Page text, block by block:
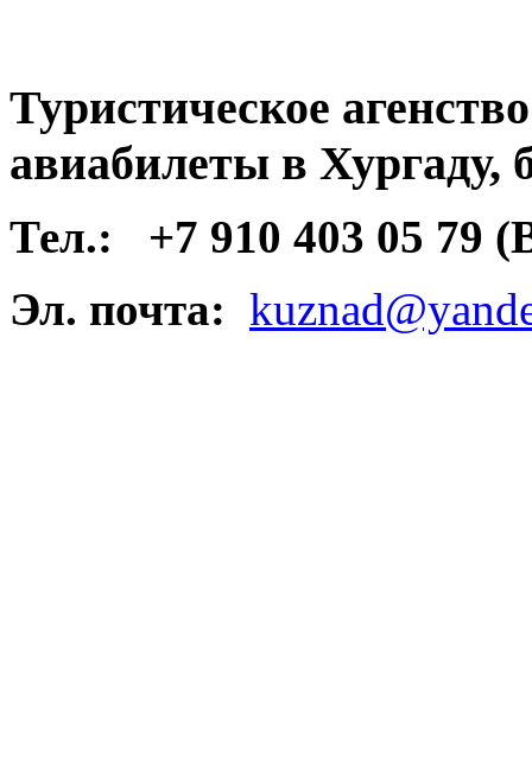
Туристическое
авиабилеты в Хургаду,
Тел.:
+7 910 403 05 79
Эл. почта: